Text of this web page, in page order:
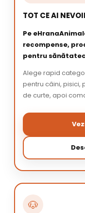
TOT CE AI
Pe
recompense,
pentru
Alege rapid
pentru câini, pisici,
de curte, apoi
🐶